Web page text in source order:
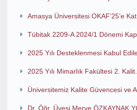
Amasya Üniversitesi OKAF’25’e
Tübitak 2209-A 2024/1 Dönemi
2025 Yılı Desteklenmesi Kabul
2025 Yılı Mimarlık Fakültesi 2. Kalit...
Üniversitemiz Kalite Güvencesi ve
Dr. Öğr. Üyesi Merve ÖZKAYNAK